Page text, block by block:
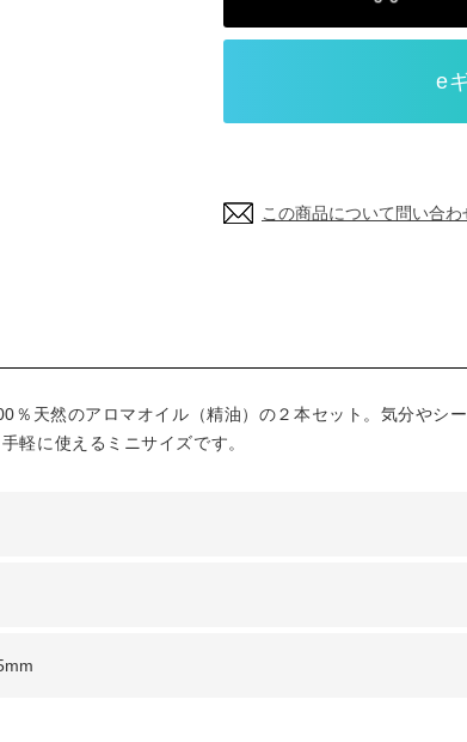
この商品について問い合わ
％天然のアロマオイル（精油）の２本セット。気分やシ
軽に使えるミニサイズです。